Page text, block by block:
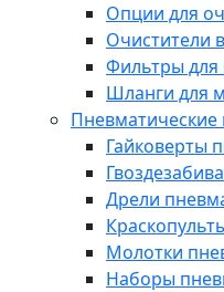
Опции для
Очистители
Фильтры для
Шланги для
Пневматические
Гайковерты
Дрели
Молотки
Наборы